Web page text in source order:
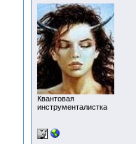
Квантовая
инструменталистка